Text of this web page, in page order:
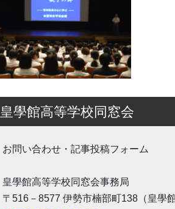
皇學館高等学校同窓会
お問い合わせ・記事投稿フォーム
皇學館高等学校同窓会事務局
〒516－8577 伊勢市楠部町138（皇學